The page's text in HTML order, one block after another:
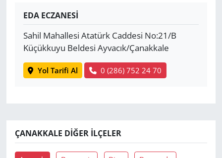
EDA ECZANESİ
Sahil Mahallesi Atatürk Caddesi No:21/B
Küçükkuyu Beldesi Ayvacık/Çanakkale
Yol Tarifi Al 0 (286) 752 24 70
ÇANAKKALE DIĞER İLÇELER